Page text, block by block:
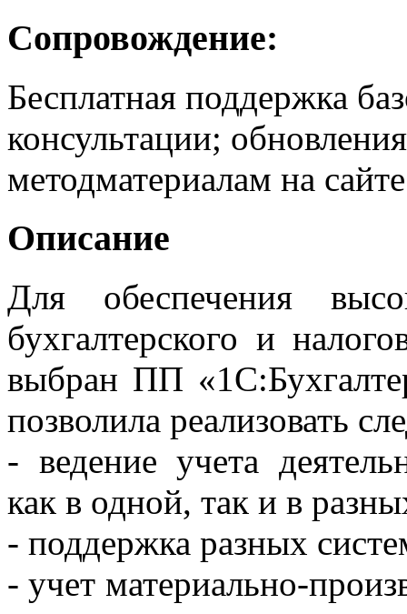
Сопровождение:
Бесплатная поддержка
консультации;
методматериалам на
Описание
Для обеспечения
бухгалтерского и
выбран ПП
позволила реализовать
- ведение учета
как в одной, так и в
- поддержка разных
- учет материально-